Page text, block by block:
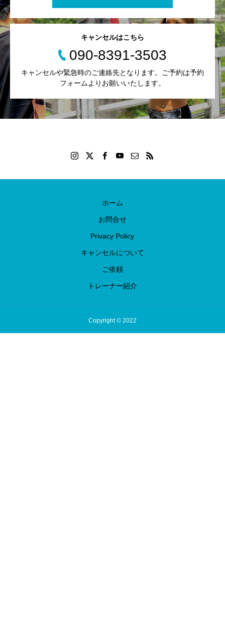
キャンセルはこちら
090-8391-3503
キャンセルや緊急時のご連絡先となります。ご予約は予約
フォームよりお願いいたします。
ホーム
お問合せ
Privacy Policy
キャンセルについて
ご依頼
トレーナー紹介
Copyright © 2022